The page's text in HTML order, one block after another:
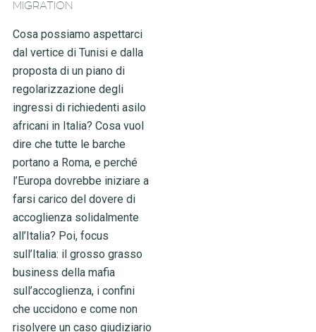
MIGRATION
Cosa possiamo aspettarci
dal vertice di Tunisi e dalla
proposta di un piano di
regolarizzazione degli
ingressi di richiedenti asilo
africani in Italia? Cosa vuol
dire che tutte le barche
portano a Roma, e perché
l’Europa dovrebbe iniziare a
farsi carico del dovere di
accoglienza solidalmente
all’Italia? Poi, focus
sull’Italia: il grosso grasso
business della mafia
sull’accoglienza, i confini
che uccidono e come non
risolvere un caso giudiziario